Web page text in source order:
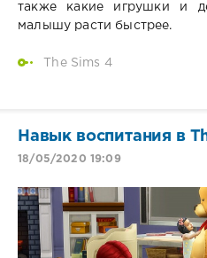
также какие игрушки и
малышу расти быстрее.
The Sims 4
Навык воспитания в
18/05/2020 19:09